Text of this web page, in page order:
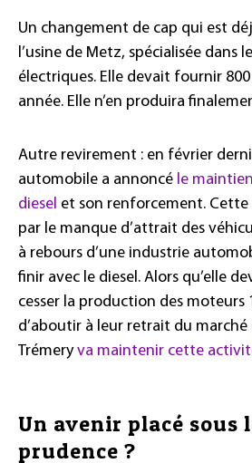
Un changement de cap qui est
l’usine de Metz, spécialisée dans
électriques. Elle devait fournir
année. Elle n’en produira
Autre revirement : en février
automobile a annoncé le
diesel et son renforcement.
par le manque d’attrait des
à rebours d’une industrie
finir avec le diesel. Alors qu’elle
cesser la production des moteurs
d’aboutir à leur retrait du marché
Trémeryva maintenir cette
Un avenir placé sous
prudence ?